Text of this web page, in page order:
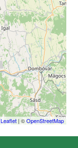
Leaflet| ©OpenStreetMap